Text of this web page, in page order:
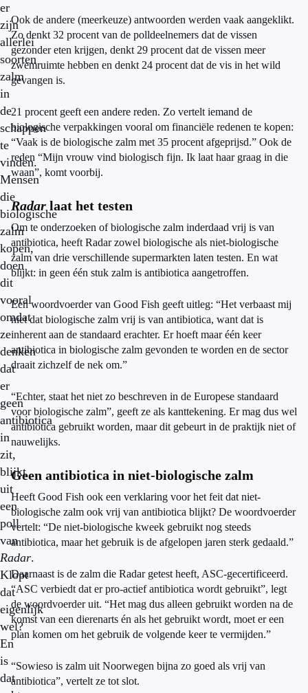
er
zijn
allerlei
soorten
zalm
in
de
schappen
te
vinden.
Mensen
die
biologische
zalm
kopen,
doen
dit
vooral
omdat
ze
denken
dat
er
geen
antibiotica
in
zit,
blijkt
uit
een
poll
van
Radar.
Klopt
dat
eigenlijk
wel?
En
is
dat
Ook de andere (meerkeuze) antwoorden werden vaak aangeklikt.
Zo denkt 32 procent van de polldeelnemers dat de vissen
gezonder eten krijgen, denkt 29 procent dat de vissen meer
zwemruimte hebben en denkt 24 procent dat de vis in het wild
gevangen is.
21 procent geeft een andere reden. Zo vertelt iemand de
biologische verpakkingen vooral om financiële redenen te kopen:
“Vaak is de biologische zalm met 35 procent afgeprijsd.” Ook de
reden “Mijn vrouw vind biologisch fijn. Ik laat haar graag in die
waan”, komt voorbij.
Radar laat het testen
Om te onderzoeken of biologische zalm inderdaad vrij is van
antibiotica, heeft Radar zowel biologische als niet-biologische
zalm van drie verschillende supermarkten laten testen. En wat
blijkt: in geen één stuk zalm is antibiotica aangetroffen.
Een woordvoerder van Good Fish geeft uitleg: “Het verbaast mij
niet dat biologische zalm vrij is van antibiotica, want dat is
inherent aan de standaard erachter. Er hoeft maar één keer
antibiotica in biologische zalm gevonden te worden en de sector
draait zichzelf de nek om.”
“Echter, staat het niet zo beschreven in de Europese standaard
voor biologische zalm”, geeft ze als kanttekening. Er mag dus wel
antibiotica gebruikt worden, maar dit gebeurt in de praktijk niet of
nauwelijks.
Geen antibiotica in niet-biologische zalm
Heeft Good Fish ook een verklaring voor het feit dat niet-
biologische zalm ook vrij van antibiotica blijkt? De woordvoerder
vertelt: “De niet-biologische kweek gebruikt nog steeds
antibiotica, maar het gebruik is de afgelopen jaren sterk gedaald.”
Daarnaast is de zalm die Radar getest heeft, ASC-gecertificeerd.
“ASC verbiedt dat er pro-actief antibiotica wordt gebruikt”, legt
de woordvoerder uit. “Het mag dus alleen gebruikt worden na de
komst van een dierenarts én als het gebruikt wordt, moet er een
plan komen om het gebruik de volgende keer te vermijden.”
“Sowieso is zalm uit Noorwegen bijna zo goed als vrij van
antibiotica”, vertelt ze tot slot.